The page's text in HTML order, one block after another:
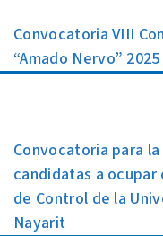
Convocatoria VIII
“Amado Nervo” 2025
Convocatoria para
candidatas a
de Control de la
Nayarit